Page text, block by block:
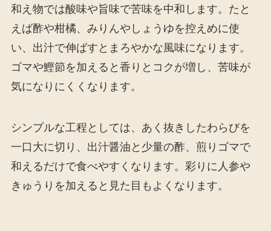
和え物では酸味や旨味で苦味を中和します。たと
えば酢や柑橘、みりんやしょうゆを控えめに使
い、出汁で伸ばすとまろやかな風味になります。
ゴマや鰹節を加えると香りとコクが増し、苦味が
気になりにくくなります。
シンプルな工程としては、あく抜きしたわらびを
一口大に切り、出汁醤油と少量の酢、煎りゴマで
和えるだけで食べやすくなります。彩りに人参や
きゅうりを加えると見た目もよくなります。